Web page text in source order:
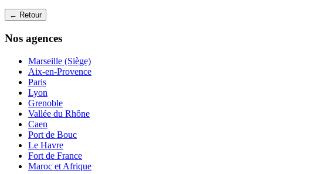
← Retour
Nos agences
Marseille (Siège)
Aix-en-Provence
Paris
Lyon
Grenoble
Vallée du Rhône
Caen
Port de Bouc
Le Havre
Fort de France
Maroc et Afrique